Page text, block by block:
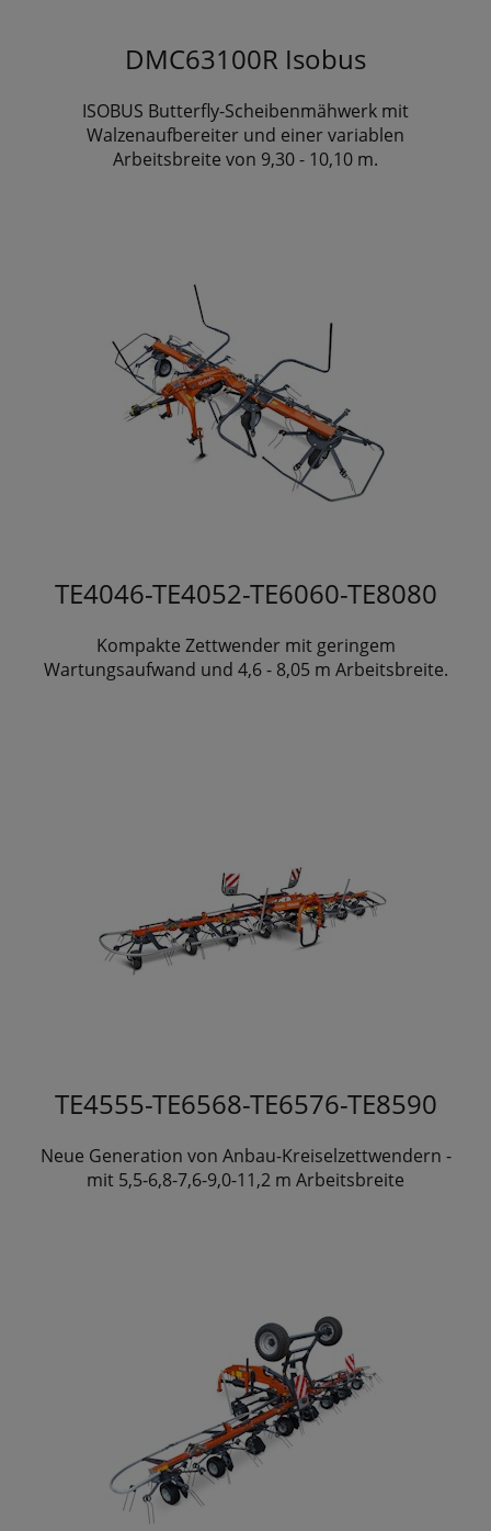
DMC63100R Isobus
ISOBUS Butterfly-Scheibenmähwerk mit
Walzenaufbereiter und einer variablen
Arbeitsbreite von 9,30 - 10,10 m.
TE4046-TE4052-TE6060-TE8080
Kompakte Zettwender mit geringem
Wartungsaufwand und 4,6 - 8,05 m Arbeitsbreite.
TE4555-TE6568-TE6576-TE8590
Neue Generation von Anbau-Kreiselzettwendern -
mit 5,5-6,8-7,6-9,0-11,2 m Arbeitsbreite